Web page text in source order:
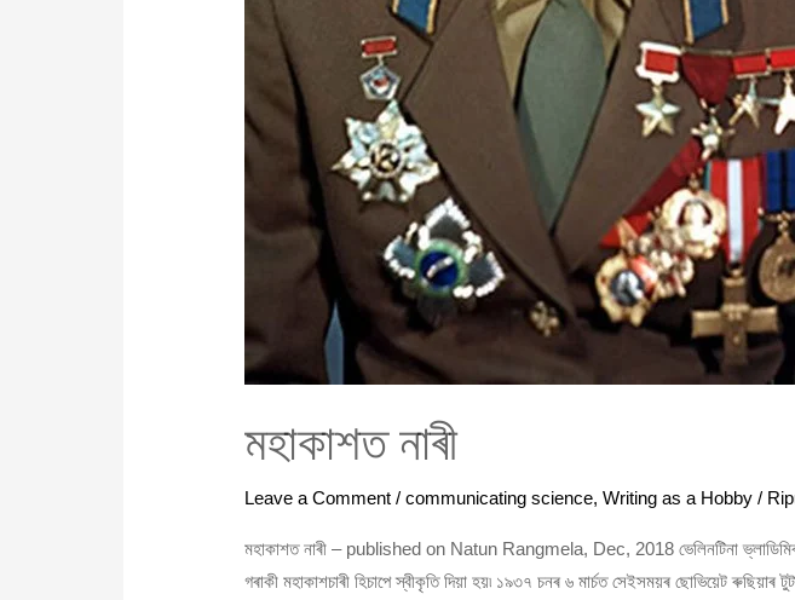
মহাকাশত নাৰী
Leave a Comment /communicating science,Writing as a Hobby /
মহাকাশত নাৰী – published on Natun Rangmela, Dec, 2018 ভেলিনটিনা
গৰাকী মহাকাশচাৰী হিচাপে স্বীকৃতি দিয়া হয়৷ ১৯৩৭ চনৰ ৬ মাৰ্চত সেইসময়ৰ ছোভিয়েট